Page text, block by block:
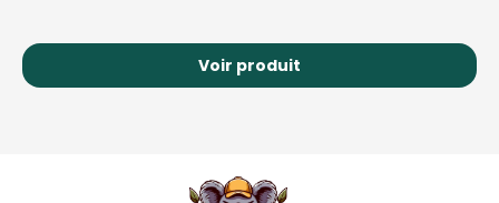
Voir produit